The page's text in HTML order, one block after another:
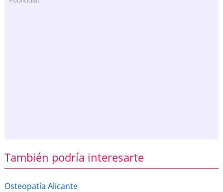
También podría interesarte
Osteopatía Alicante